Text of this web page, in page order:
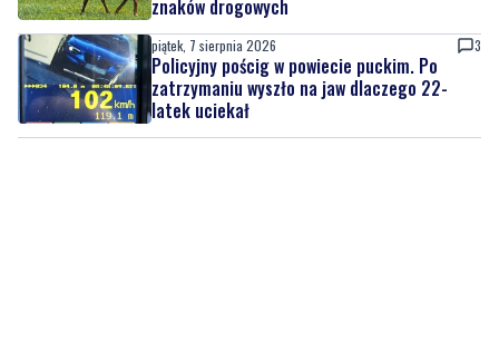
znaków drogowych
piątek, 7 sierpnia 2026 3
Policyjny pościg w powiecie puckim. Po
zatrzymaniu wyszło na jaw dlaczego 22-
latek uciekał